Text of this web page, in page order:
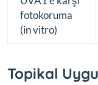
fotokoruma
(in vitro)
Topikal